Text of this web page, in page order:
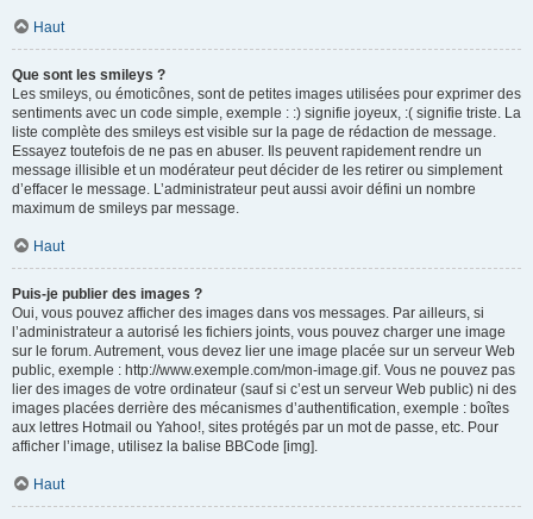
Haut
Que sont les smileys ?
Les smileys, ou émoticônes, sont de petites images utilisées pour exprimer des
sentiments avec un code simple, exemple : :) signifie joyeux, :( signifie triste. La
liste complète des smileys est visible sur la page de rédaction de message.
Essayez toutefois de ne pas en abuser. Ils peuvent rapidement rendre un
message illisible et un modérateur peut décider de les retirer ou simplement
d’effacer le message. L’administrateur peut aussi avoir défini un nombre
maximum de smileys par message.
Haut
Puis-je publier des images ?
Oui, vous pouvez afficher des images dans vos messages. Par ailleurs, si
l’administrateur a autorisé les fichiers joints, vous pouvez charger une image
sur le forum. Autrement, vous devez lier une image placée sur un serveur Web
public, exemple : http://www.exemple.com/mon-image.gif. Vous ne pouvez pas
lier des images de votre ordinateur (sauf si c’est un serveur Web public) ni des
images placées derrière des mécanismes d’authentification, exemple : boîtes
aux lettres Hotmail ou Yahoo!, sites protégés par un mot de passe, etc. Pour
afficher l’image, utilisez la balise BBCode [img].
Haut